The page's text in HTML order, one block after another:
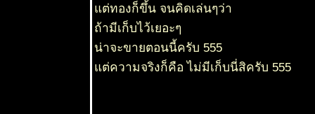
ต่ทองก็ขึ้น จนคิดเล่นๆว่า
ถ้ามีเก็บไว้เยอะๆ
น่าจะขายตอนนี้ครับ 555
ต่ความจริงก็คือ ไม่มีเก็บนี่สิครับ 555